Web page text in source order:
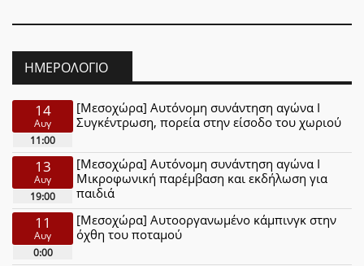
ΗΜΕΡΟΛΌΓΙΟ
14
Αυγ
11:00
[Μεσοχώρα] Αυτόνομη συνάντηση αγώνα Ι
Συγκέντρωση, πορεία στην είσοδο του χωριού
13
Αυγ
19:00
[Μεσοχώρα] Αυτόνομη συνάντηση αγώνα Ι
Μικροφωνική παρέμβαση και εκδήλωση για
παιδιά
11
Αυγ
0:00
[Μεσοχώρα] Αυτοοργανωμένο κάμπινγκ στην
όχθη του ποταμού